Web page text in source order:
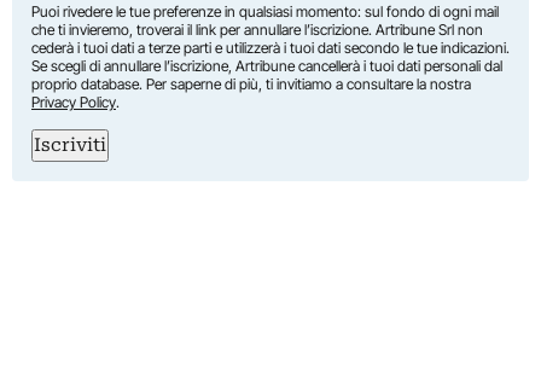
Puoi rivedere le tue preferenze in qualsiasi momento: sul fondo di ogni mail
che ti invieremo, troverai il link per annullare l’iscrizione. Artribune Srl non
cederà i tuoi dati a terze parti e utilizzerà i tuoi dati secondo le tue indicazioni.
Se scegli di annullare l’iscrizione, Artribune cancellerà i tuoi dati personali dal
proprio database. Per saperne di più, ti invitiamo a consultare la nostra
Privacy Policy.
Iscriviti